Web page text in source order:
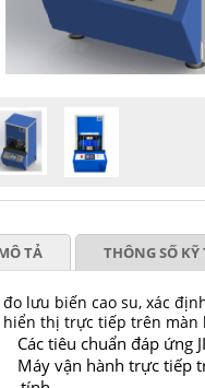
TẢ THÔNG SỐ
đo lưu biến cao su, xác
hiển thị trực tiếp trên màn
Các tiêu chuẩn đáp ứng
Máy vận hành trực tiếp